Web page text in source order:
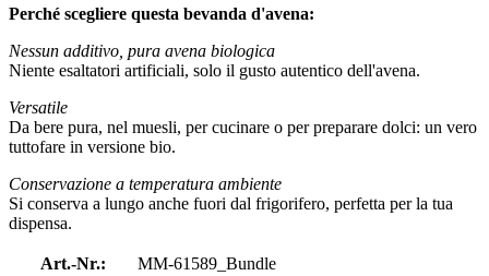
Perché scegliere questa bevanda d'avena:
Nessun additivo, pura avena biologica
Niente esaltatori artificiali, solo il gusto autentico dell'avena.
Versatile
Da bere pura, nel muesli, per cucinare o per preparare dolci: un vero
tuttofare in versione bio.
Conservazione a temperatura ambiente
Si conserva a lungo anche fuori dal frigorifero, perfetta per la tua
dispensa.
Art.-Nr.:
MM-61589_Bundle